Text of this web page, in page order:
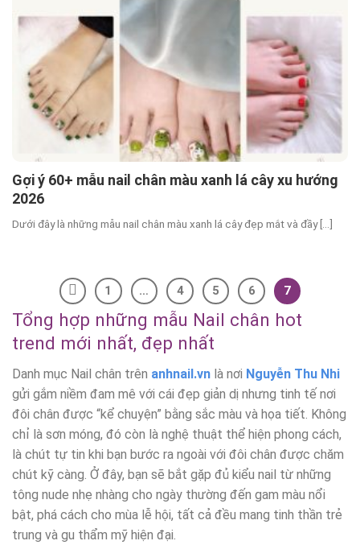
Gợi ý 60+ mẫu nail chân màu xanh lá cây xu hướng
2026
Dưới đây là những mẫu nail chân màu xanh lá cây đẹp mắt và đầy [...]
1 … 4 5 6 7
Tổng hợp những mẫu Nail chân hot
trend mới nhất, đẹp nhất
Danh mục Nail chân trên anhnail.vn là nơi Nguyễn Thu Nhi
gửi gắm niềm đam mê với cái đẹp giản dị nhưng tinh tế nơi
đôi chân được “kể chuyện” bằng sắc màu và họa tiết. Không
chỉ là sơn móng, đó còn là nghệ thuật thể hiện phong cách,
là chút tự tin khi bạn bước ra ngoài với đôi chân được chăm
chút kỹ càng. Ở đây, bạn sẽ bắt gặp đủ kiểu nail từ những
tông nude nhẹ nhàng cho ngày thường đến gam màu nổi
bật, phá cách cho mùa lễ hội, tất cả đều mang tinh thần trẻ
trung và gu thẩm mỹ hiện đại.